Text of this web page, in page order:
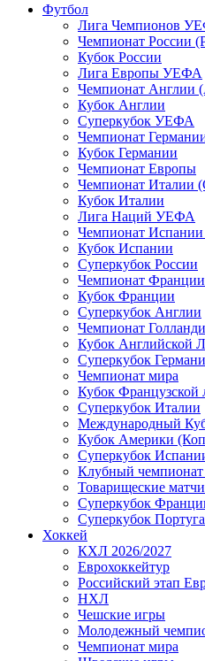
Футбол
Лига Чемпионов
Чемпионат России
Кубок России
Лига Европы УЕФА
Чемпионат Англии
Кубок Англии
Суперкубок УЕФА
Чемпионат
Кубок Германии
Чемпионат Европы
Чемпионат Италии
Кубок Италии
Лига Наций УЕФА
Чемпионат
Кубок Испании
Суперкубок России
Чемпионат
Кубок Франции
Суперкубок Англии
Чемпионат
Кубок Английской
Суперкубок
Чемпионат мира
Кубок Французской
Суперкубок Италии
Международный
Кубок Америки
Суперкубок
Клубный
Товарищеские матчи
Суперкубок
Суперкубок
Хоккей
КХЛ 2026/2027
Еврохоккейтур
Российский этап
НХЛ
Чешские игры
Молодежный
Чемпионат мира